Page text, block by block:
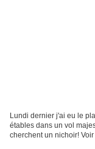
Lundi dernier j'ai eu le
étables dans un vol
cherchent un nichoir!